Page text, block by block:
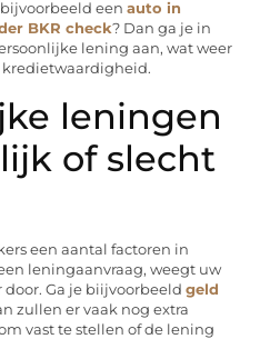
een auto in
BKR check? Dan ga je in
lening aan, wat weer
leningen
of slecht
een aantal factoren in
leningaanvraag, weegt uw
door. Ga je biijvoorbeeld geld
zullen er vaak nog extra
vast te stellen of de lening